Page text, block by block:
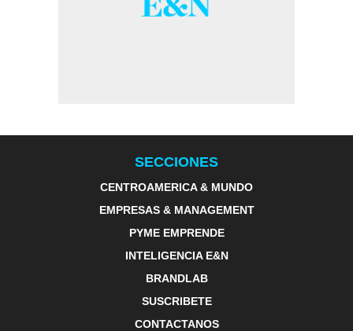
SECCIONES
CENTROAMERICA & MUNDO
EMPRESAS & MANAGEMENT
PYME EMPRENDE
INTELIGENCIA E&N
BRANDLAB
SUSCRIBETE
CONTACTANOS